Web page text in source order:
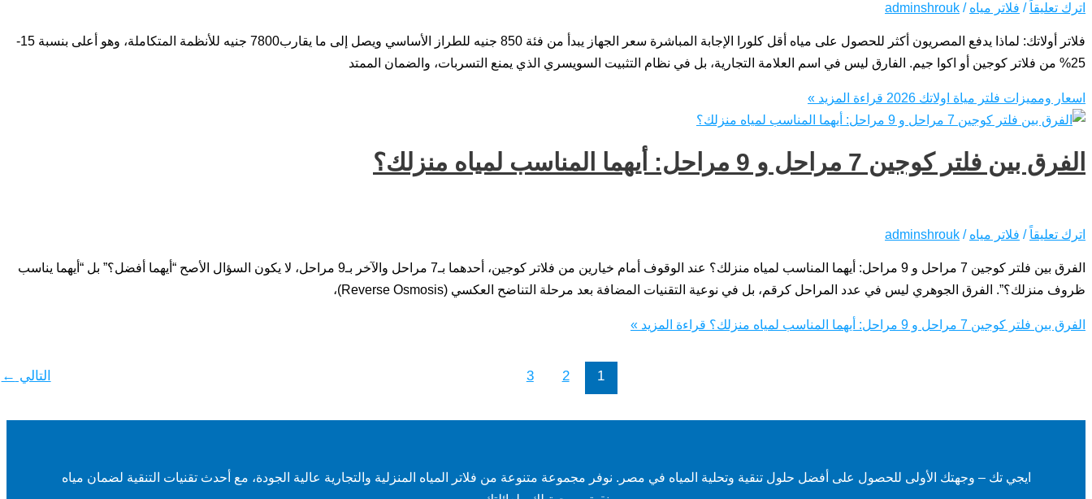
اترك تعليقاً / فلاتر مياه /
adminshrouk
فلاتر أولاتك: لماذا يدفع المصريون أكثر للحصول على مياه أقل كلورا الإجابة المباشرة سعر الجهاز يبدأ من فئة 850 جنيه للطراز الأساسي ويصل إلى ما يقارب7800 جنيه للأنظمة المتكاملة، وهو أعلى بنسبة 15-
25% من فلاتر كوجين أو اكوا جيم. الفارق ليس في اسم العلامة التجارية، بل في نظام التثبيت السويسري الذي يمنع التسربات، والضمان الممتد
اسعار ومميزات فلتر مياة اولاتك 2026 قراءة المزيد »
الفرق بين فلتر كوجين 7 مراحل و 9 مراحل: أيهما المناسب لمياه منزلك؟
اترك تعليقاً / فلاتر مياه /
adminshrouk
الفرق بين فلتر كوجين 7 مراحل و 9 مراحل: أيهما المناسب لمياه منزلك؟ عند الوقوف أمام خيارين من فلاتر كوجين، أحدهما بـ7 مراحل والآخر بـ9 مراحل، لا يكون السؤال الأصح “أيهما أفضل؟” بل “أيهما يناسب
ظروف منزلك؟”. الفرق الجوهري ليس في عدد المراحل كرقم، بل في نوعية التقنيات المضافة بعد مرحلة التناضح العكسي (Reverse Osmosis)،
الفرق بين فلتر كوجين 7 مراحل و 9 مراحل: أيهما المناسب لمياه منزلك؟ قراءة المزيد »
1
2
3 التالي ←
ايجي تك – وجهتك الأولى للحصول على أفضل حلول تنقية وتحلية المياه في مصر. نوفر مجموعة متنوعة من فلاتر المياه المنزلية والتجارية عالية الجودة، مع أحدث تقنيات التنقية لضمان مياه